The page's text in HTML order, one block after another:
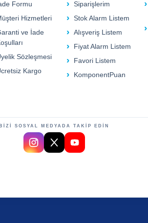
Formu
Hizmetleri
ve İade
Sözleşmesi
Kargo
Siparişlerim
Stok Alarm Listem
Alışveriş Listem
Fiyat Alarm Listem
Favori Listem
KomponentPuan
BİZİ SOSYAL MEDYADA TAKİP EDİN